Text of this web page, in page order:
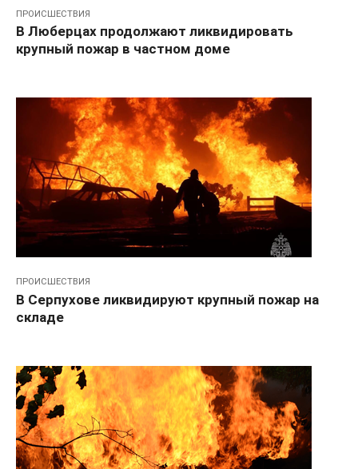
ПРОИСШЕСТВИЯ
В Люберцах продолжают ликвидировать
крупный пожар в частном доме
ПРОИСШЕСТВИЯ
В Серпухове ликвидируют крупный пожар на
складе